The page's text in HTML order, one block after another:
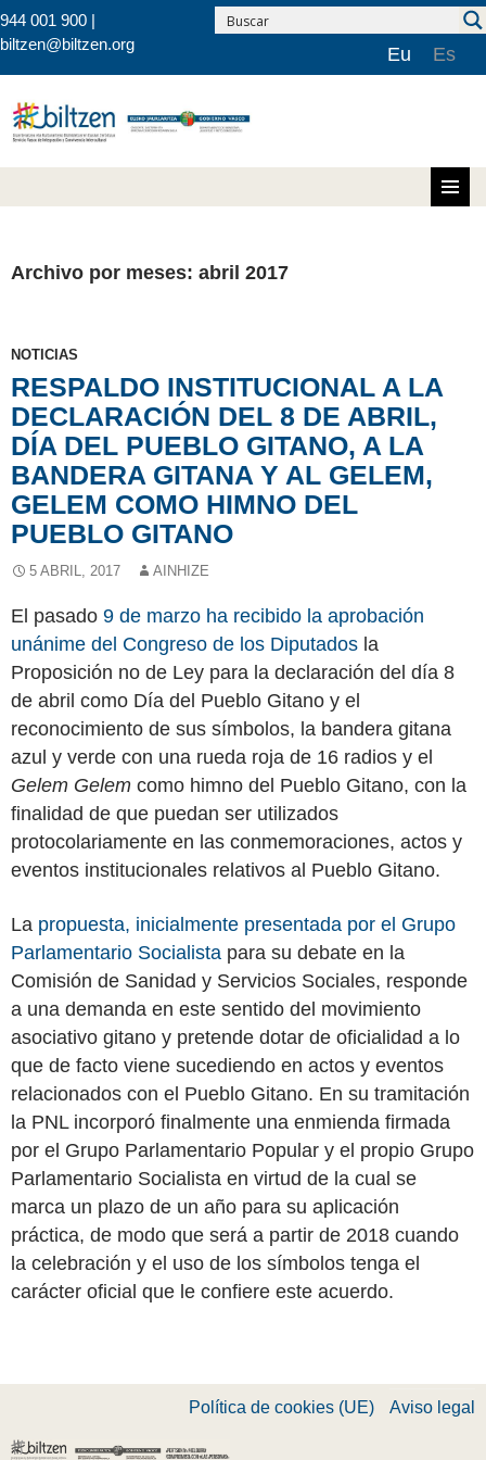
944 001 900 |
biltzen@biltzen.org
Eu Es
Saltar al contenido
Archivo por meses: abril 2017
NOTICIAS
RESPALDO INSTITUCIONAL A LA
DECLARACIÓN DEL 8 DE ABRIL,
DÍA DEL PUEBLO GITANO, A LA
BANDERA GITANA Y AL GELEM,
GELEM COMO HIMNO DEL
PUEBLO GITANO
5 ABRIL, 2017 AINHIZE
El pasado 9 de marzo ha recibido la aprobación
unánime del Congreso de los Diputados la
Proposición no de Ley para la declaración del día 8
de abril como Día del Pueblo Gitano y el
reconocimiento de sus símbolos, la bandera gitana
azul y verde con una rueda roja de 16 radios y el
Gelem Gelem como himno del Pueblo Gitano, con la
finalidad de que puedan ser utilizados
protocolariamente en las conmemoraciones, actos y
eventos institucionales relativos al Pueblo Gitano.
La propuesta, inicialmente presentada por el Grupo
Parlamentario Socialista para su debate en la
Comisión de Sanidad y Servicios Sociales, responde
a una demanda en este sentido del movimiento
asociativo gitano y pretende dotar de oficialidad a lo
que de facto viene sucediendo en actos y eventos
relacionados con el Pueblo Gitano. En su tramitación
la PNL incorporó finalmente una enmienda firmada
por el Grupo Parlamentario Popular y el propio Grupo
Parlamentario Socialista en virtud de la cual se
marca un plazo de un año para su aplicación
práctica, de modo que será a partir de 2018 cuando
la celebración y el uso de los símbolos tenga el
carácter oficial que le confiere este acuerdo.
Política de cookies (UE) Aviso legal